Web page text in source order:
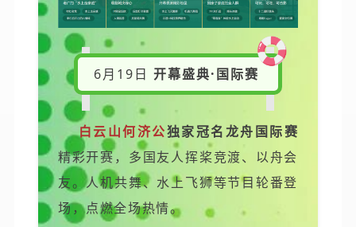
6月19日 开幕盛典·国际赛
白云山何济公独家冠名龙舟国际赛
精彩开赛，多国友人挥桨竞渡、以舟会
友。人机共舞、水上飞狮等节目轮番登
场，点燃全场热情。